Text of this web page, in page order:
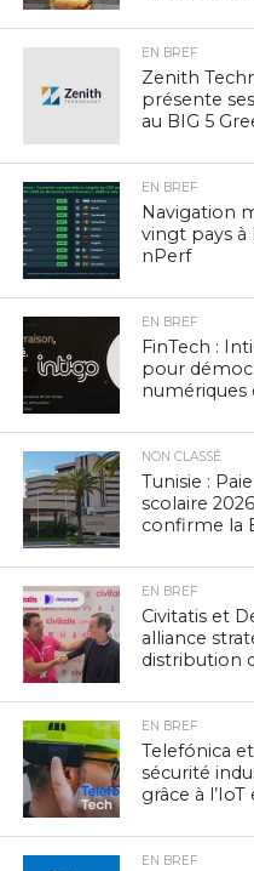
EN BREF
Zenith
présente
au BIG 5
EN BREF
Navigation
vingt pays à
nPerf
EN BREF
FinTech :
pour
numériques
NON CLASSÉ
Tunisie :
scolaire
confirme la
EN BREF
Civitatis et
alliance
distribution
EN BREF
Telefónica
sécurité
grâce à l’IoT
EN BREF